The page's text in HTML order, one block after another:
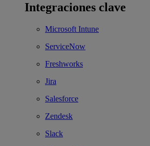
Integraciones clave
Microsoft Intune
ServiceNow
Freshworks
Jira
Salesforce
Zendesk
Slack